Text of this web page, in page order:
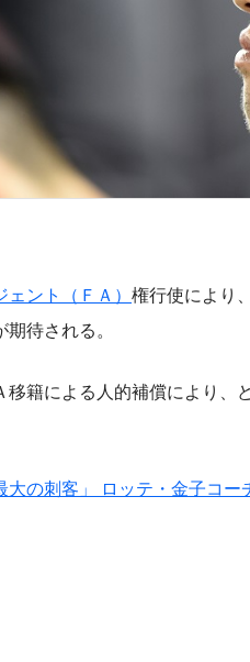
ント（ＦＡ） 権行使により、
待される。
籍による人的補償により、
大の刺客」 ロッテ・金子コー